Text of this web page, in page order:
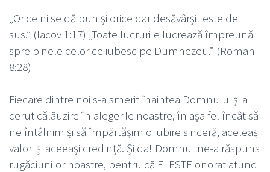
„Orice ni se dă bun și orice dar desăvârșit este de
sus.” (Iacov 1:17) „Toate lucrurile lucrează împreună
spre binele celor ce iubesc pe Dumnezeu.” (Romani
8:28)
Fiecare dintre noi s-a smerit înaintea Domnului și a
cerut călăuzire în alegerile noastre, în așa fel încât să
ne întâlnim și să împărtășim o iubire sinceră, aceleași
valori și aceeași credință. Și da! Domnul ne-a răspuns
rugăciunilor noastre, pentru că El ESTE onorat atunci